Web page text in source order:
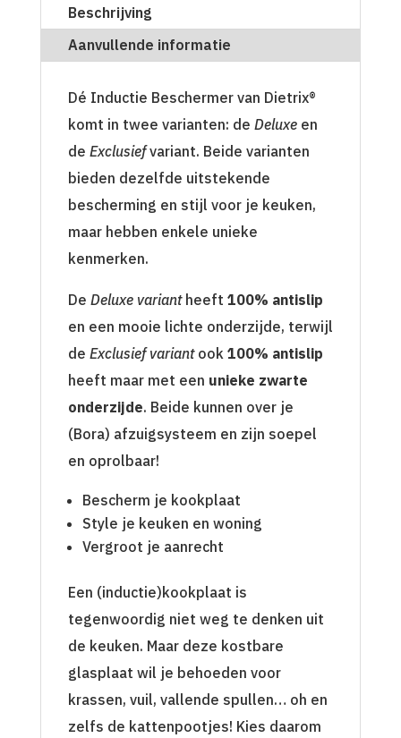
Beschrijving
Aanvullende informatie
Dé Inductie Beschermer van Dietrix®
komt in twee varianten: de Deluxeen
de Exclusiefvariant. Beide varianten
bieden dezelfde uitstekende
bescherming en stijl voor je keuken,
maar hebben enkele unieke
kenmerken.
De Deluxe variantheeft 100% antislip
en een mooie lichte onderzijde, terwijl
de Exclusief variantook 100% antislip
heeft maar met een unieke zwarte
onderzijde. Beide kunnen over je
(Bora) afzuigsysteem en zijn soepel
en oprolbaar!
Bescherm je kookplaat
Style je keuken en woning
Vergroot je aanrecht
Een (inductie)kookplaat is
tegenwoordig niet weg te denken uit
de keuken. Maar deze kostbare
glasplaat wil je behoeden voor
krassen, vuil, vallende spullen… oh en
zelfs de kattenpootjes! Kies daarom